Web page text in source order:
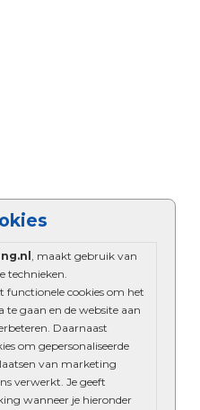
, maakt gebruik van
technieken.
functionele cookies om het
te gaan en de website aan
Daarnaast
om gepersonaliseerde
van marketing
verwerkt. Je geeft
wanneer je hieronder